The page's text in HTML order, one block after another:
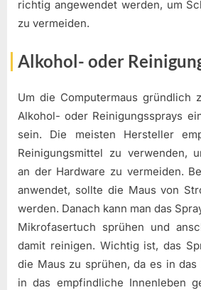
richtig angewendet werden, um
zu vermeiden.
Alkohol- oder
Um die Computermaus gründlich
Alkohol- oder Reinigungssprays
sein. Die meisten Hersteller
Reinigungsmittel zu verwenden,
an der Hardware zu vermeiden.
anwendet, sollte die Maus von
werden. Danach kann man das
Mikrofasertuch sprühen und
damit reinigen. Wichtig ist, das
die Maus zu sprühen, da es in das
in das empfindliche Innenleben